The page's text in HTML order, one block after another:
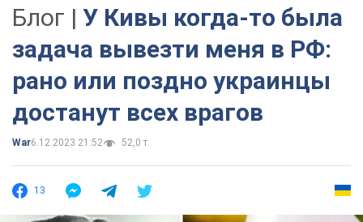
Блог | У Кивы когда-то была
задача вывезти меня в РФ:
рано или поздно украинцы
достанут всех врагов
War6.12.2023 21:52 52,0 т.
13